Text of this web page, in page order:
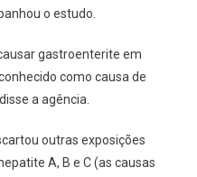
o estudo.
gastroenterite em
como causa de
a agência.
outras exposições
A, B e C (as causas